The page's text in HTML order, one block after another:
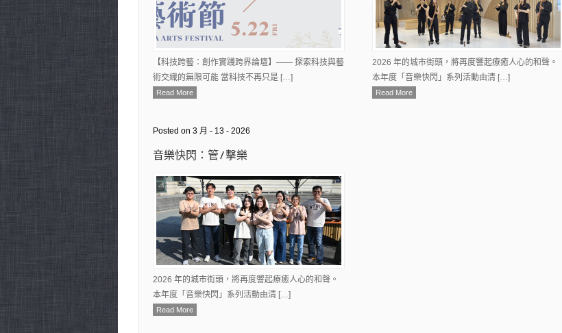
【科技跨藝：創作實踐跨界論壇】—— 探索科技與藝
術交織的無限可能 當科技不再只是 […]
Read More
2026 年的城市街頭，將再度響起療癒人心的和聲。
本年度「音樂快閃」系列活動由清 […]
Read More
Posted on 3 月 - 13 - 2026
音樂快閃：管 / 擊樂
2026 年的城市街頭，將再度響起療癒人心的和聲。
本年度「音樂快閃」系列活動由清 […]
Read More